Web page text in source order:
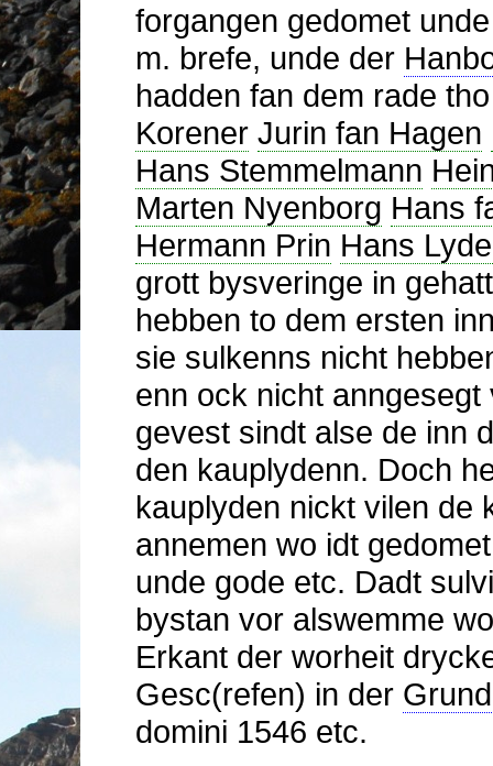
forgangen gedomet
m. brefe, unde der
hadden fan dem rade
Korener Jurin fan Hagen
Hans Stemmelmann
Marten Nyenborg Hans
Hermann Prin Hans
grott bysveringe in
hebben to dem ersten
sie sulkenns nicht
enn ock nicht
gevest sindt alse de inn
den kauplydenn. Doch
kauplyden nickt vilen de
annemen wo idt
unde gode etc. Dadt
bystan vor alswemme
Erkant der worheit
Gesc(refen) in der
domini 1546 etc.